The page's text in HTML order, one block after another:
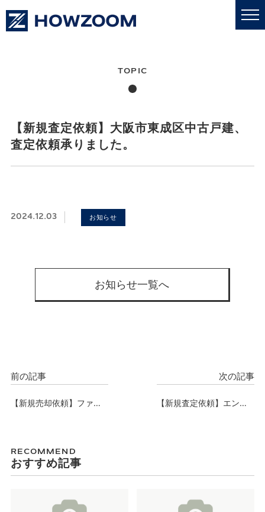
更新情報
採用情報
【新規査定依頼】大阪市東成区中古戸建、
査定依頼承りました。
2024.12.03 お知らせ
お知らせ一覧へ
前の記事
【新規売却依頼】ファー
た。
次の記事
【新規査定依頼】エンゼ
RECOMMEND
おすすめ記事